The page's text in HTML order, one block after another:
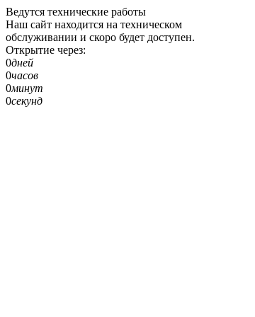
Ведутся технические работы
Наш сайт находится на техническом
обслуживании и скоро будет доступен.
Открытие через:
0дней
0часов
0минут
0секунд